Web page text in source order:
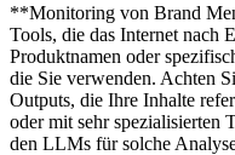
**Monitoring von Brand
Tools, die das Internet nach
Produktnamen oder
die Sie verwenden. Achten
Outputs, die Ihre Inhalte
oder mit sehr spezialisierten
den LLMs für solche